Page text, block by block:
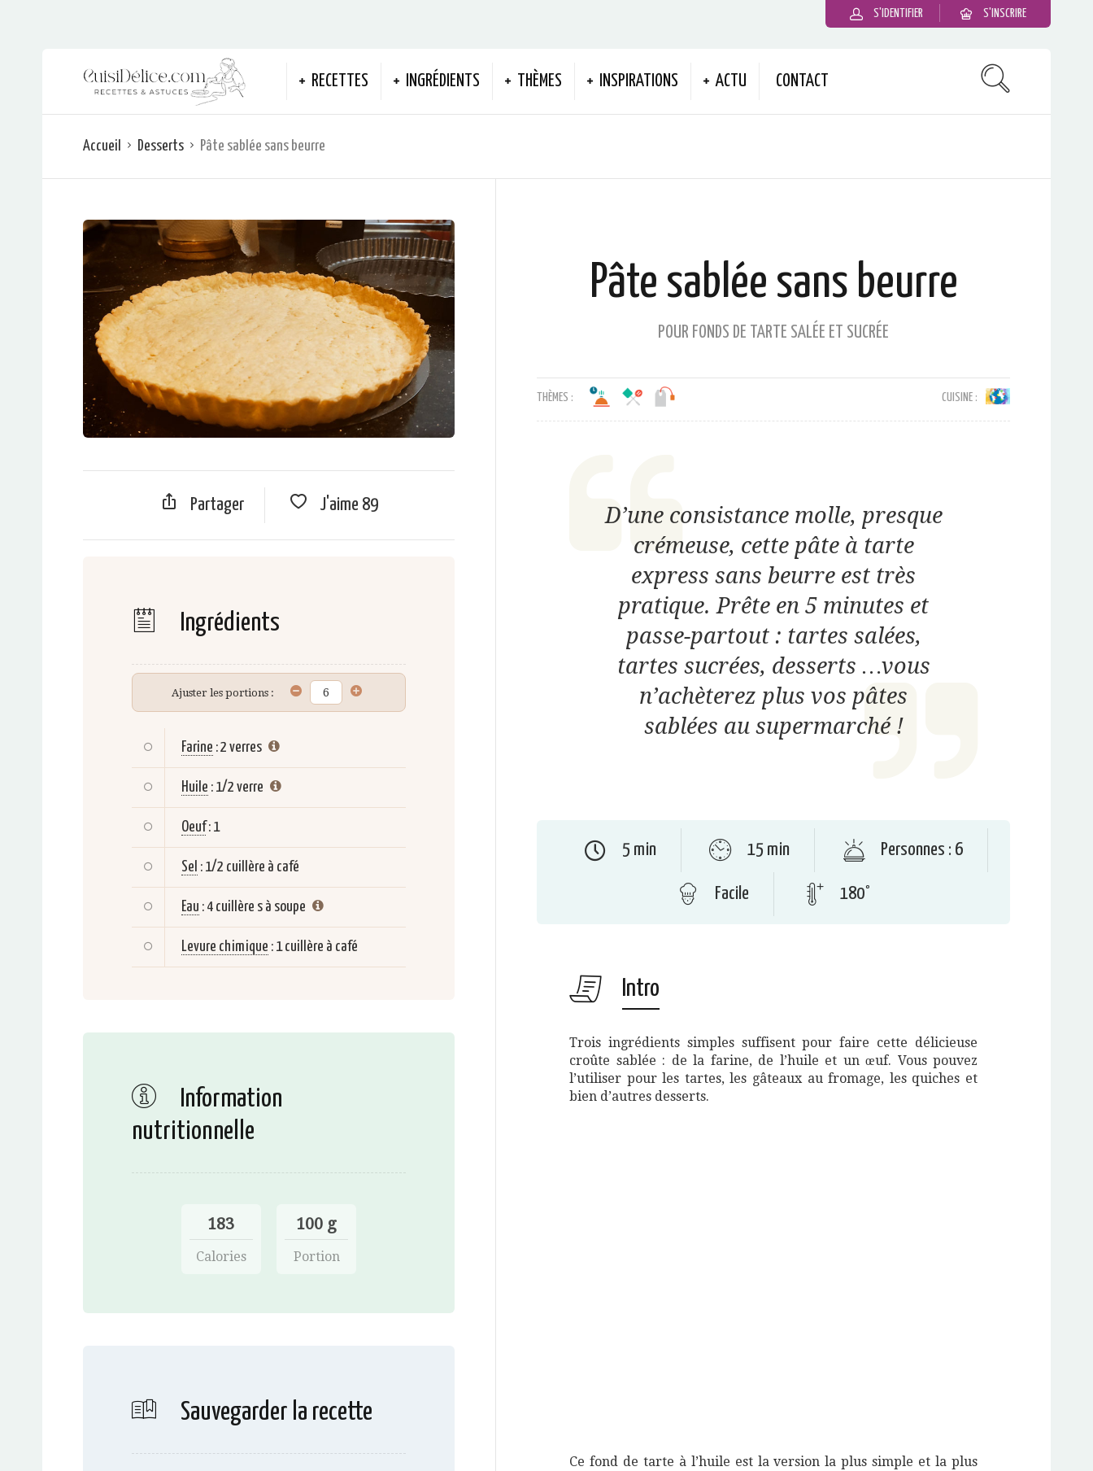
S'IDENTIFIER S'INSCRIRE
RECETTES INGRÉDIENTS THÈMES INSPIRATIONS ACTU CONTACT
Accueil Desserts Pâte sablée sans beurre
Partager J'aime 89
Ingrédients
Ajuster les portions :
Farine :2 verres
Huile : 1/2 verre
Oeuf : 1
Sel : 1/2 cuillère à café
Eau : 4 cuillère s à soupe
Levure chimique : 1 cuillère à café
Information
nutritionnelle
183
Calories
100 g
Portion
Sauvegarder la recette
Pâte sablée sans beurre
POUR FONDS DE TARTE SALÉE ET SUCRÉE
THÈMES : CUISINE :
D’une consistance molle, presque
crémeuse, cette pâte à tarte
express sans beurre est très
pratique. Prête en 5 minutes et
passe-partout : tartes salées,
tartes sucrées, desserts …vous
n’achèterez plus vos pâtes
sablées au supermarché !
5 min 15 min Personnes : 6
Facile 180°
Intro
Trois ingrédients simples suffisent pour faire cette délicieuse
croûte sablée : de la farine, de l’huile et un œuf. Vous pouvez
l’utiliser pour les tartes, les gâteaux au fromage, les quiches et
bien d’autres desserts.
Ce fond de tarte à l’huile est la version la plus simple et la plus